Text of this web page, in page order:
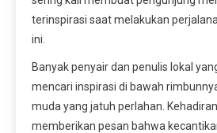
terinspirasi saat melakukan
ini.
Banyak penyair dan penulis lokal
mencari inspirasi di bawah
muda yang jatuh perlahan.
memberikan pesan bahwa